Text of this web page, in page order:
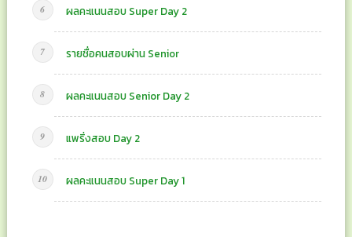
ผลคะแนนสอบ Super Day 2
รายชื่อคนสอบผ่าน Senior
ผลคะแนนสอบ Senior Day 2
แพริ่งสอบ Day 2
ผลคะแนนสอบ Super Day 1